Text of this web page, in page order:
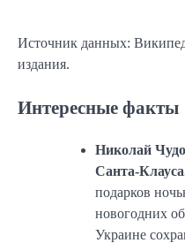
Источник данных:
издания.
Интересные факты
Николай
Санта-
подарков
новогодних
Украине